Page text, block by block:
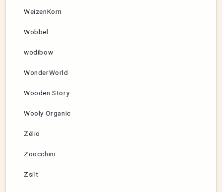
WeizenKorn
Wobbel
wodibow
WonderWorld
Wooden Story
Wooly Organic
Zélio
Zoocchini
Zsilt